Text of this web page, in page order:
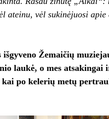
ateinu, vėl sukinėjuosi
Žemaičių
laukė, o mes
po kelerių metų